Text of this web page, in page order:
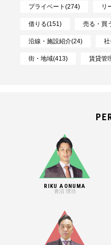
プライベート(274) リ
借りる(151) 売る・買
沿線・施設紹介(24)
街・地域(413) 賃貸管
RIKU AONUMA
青沼 理功